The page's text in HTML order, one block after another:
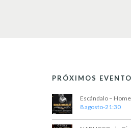
PRÓXIMOS
Escándalo –
8 agosto-21:30